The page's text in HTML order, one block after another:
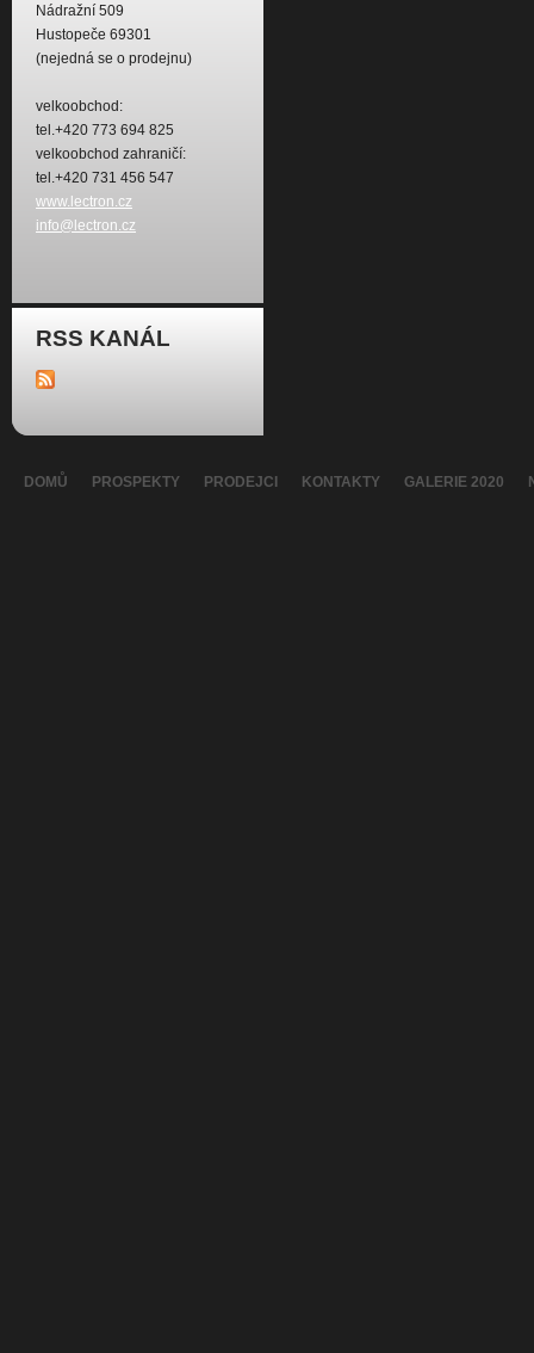
Nádražní 509
Hustopeče 69301
(nejedná se o prodejnu)
velkoobchod:
tel.+420 773 694 825
velkoobchod zahraničí:
tel.+420 731 456 547
www.lectron.cz
info@lectron.cz
RSS KANÁL
DOMŮ PROSPEKTY PRODEJCI KONTAKTY GALERIE 2020